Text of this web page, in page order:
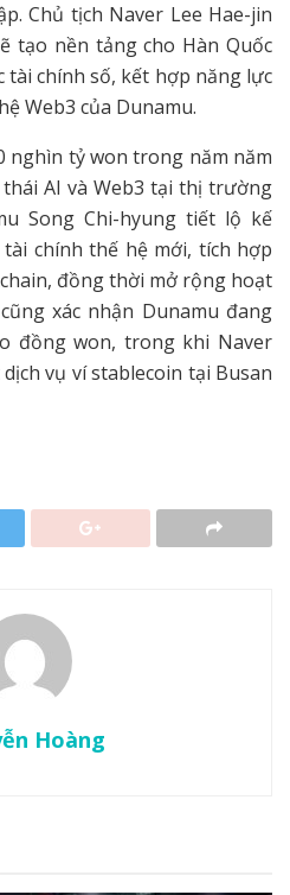
Chủ tịch Naver Lee Hae-jin
tạo nền tảng cho Hàn Quốc
chính số, kết hợp năng lực
Web3 của Dunamu.
nghìn tỷ won trong năm năm
AI và Web3 tại thị trường
Song Chi-hyung tiết lộ kế
chính thế hệ mới, tích hợp
đồng thời mở rộng hoạt
xác nhận Dunamu đang
đồng won, trong khi Naver
vụ ví stablecoin tại Busan
Hoàng